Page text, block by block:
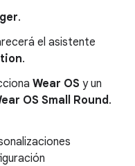
.
el asistente
.
Wear OS y un
OS Small Round.